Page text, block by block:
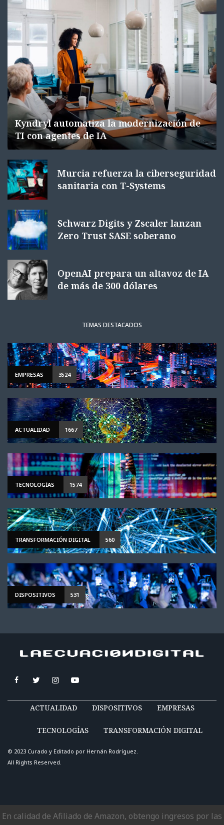
Kyndryl automatiza la modernización de
TI con agentes de IA
Murcia refuerza la ciberseguridad
sanitaria con T-Systems
Schwarz Digits y Zscaler lanzan
Zero Trust SASE soberano
OpenAI prepara un altavoz de IA
de más de 300 dólares
TEMAS DESTACADOS
EMPRESAS 3524
ACTUALIDAD 1667
TECNOLOGÍAS 1574
TRANSFORMACIÓN DIGITAL 560
DISPOSITIVOS 531
ACTUALIDAD DISPOSITIVOS EMPRESAS
TECNOLOGÍAS TRANSFORMACIÓN DIGITAL
© 2023 Curado y Editado por Hernán Rodríguez.
All Rights Reserved.
En calidad de Afiliado de Amazon, obtengo ingresos por las